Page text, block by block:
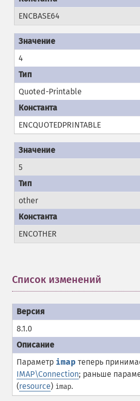
ENCBASE64
4
Quoted-Printable
ENCQUOTEDPRINTABLE
5
other
ENCOTHER
Список изменений
8.1.0
Параметр imap теперь
IMAP\Connection; раньше
(resource) imap.